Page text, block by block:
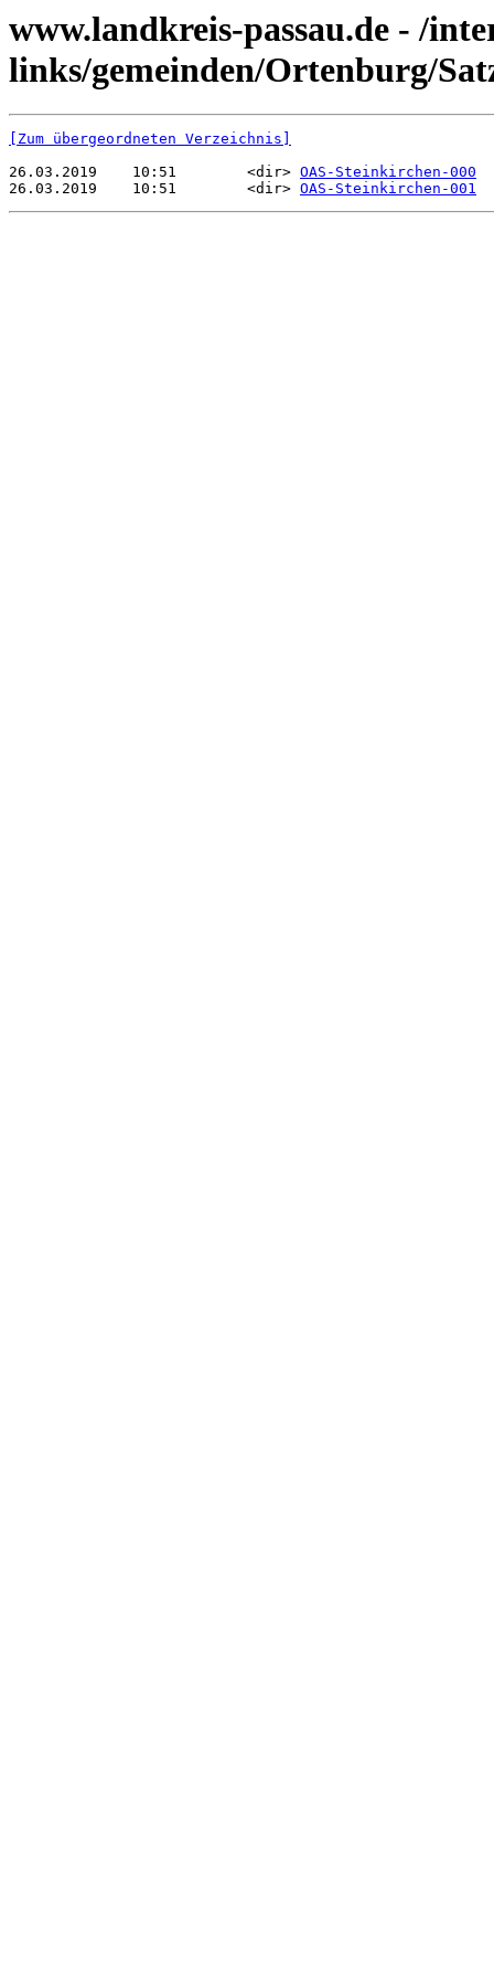
www.landkreis-passau.de - /
links/gemeinden/Ortenburg/
[Zum übergeordneten Verzeichnis]
26.03.2019    10:51        <dir> OAS-Steinkirchen-000
26.03.2019    10:51        <dir> OAS-Steinkirchen-001